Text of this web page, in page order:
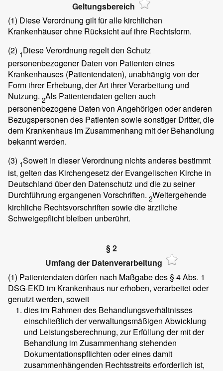
Geltungsbereich
(1) Diese Verordnung gilt für alle kirchlichen
Krankenhäuser ohne Rücksicht auf ihre Rechtsform.
(2) 1Diese Verordnung regelt den Schutz
personenbezogener Daten von Patienten eines
Krankenhauses (Patientendaten), unabhängig von der
Form ihrer Erhebung, der Art ihrer Verarbeitung und
Nutzung. 2Als Patientendaten gelten auch
personenbezogene Daten von Angehörigen oder anderen
Bezugspersonen des Patienten sowie sonstiger Dritter, die
dem Krankenhaus im Zusammenhang mit der Behandlung
bekannt werden.
(3) 1Soweit in dieser Verordnung nichts anderes bestimmt
ist, gelten das Kirchengesetz der Evangelischen Kirche in
Deutschland über den Datenschutz und die zu seiner
Durchführung ergangenen Vorschriften. 2Weitergehende
kirchliche Rechtsvorschriften sowie die ärztliche
Schweigepflicht bleiben unberührt.
§ 2
Umfang der Datenverarbeitung
(1) Patientendaten dürfen nach Maßgabe des § 4 Abs. 1
DSG-EKD im Krankenhaus nur erhoben, verarbeitet oder
genutzt werden, soweit
dies im Rahmen des Behandlungsverhältnisses
einschließlich der verwaltungsmäßigen Abwicklung
und Leistungsberechnung, zur Erfüllung der mit der
Behandlung im Zusammenhang stehenden
Dokumentationspflichten oder eines damit
zusammenhängenden Rechtsstreits erforderlich ist,